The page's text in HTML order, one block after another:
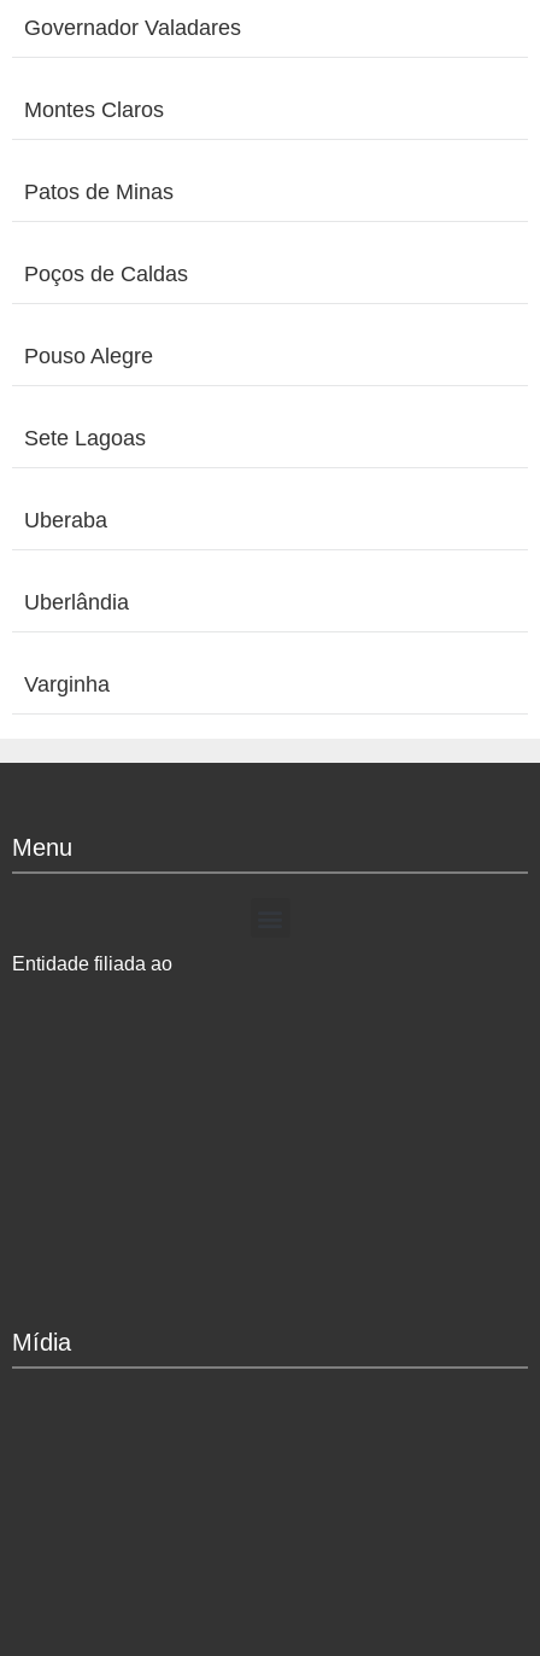
Governador Valadares
Montes Claros
Patos de Minas
Poços de Caldas
Pouso Alegre
Sete Lagoas
Uberaba
Uberlândia
Varginha
Menu
Entidade filiada ao
Mídia